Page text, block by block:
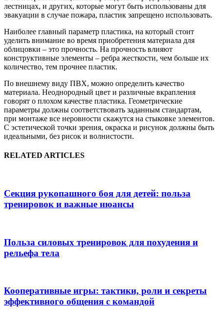
лестницах, и других, которые могут быть использованы для
эвакуации в случае пожара, пластик запрещено использовать.
Наиболее главный параметр пластика, на который стоит
уделить внимание во время приобретения материала для
облицовки – это прочность. На прочность влияют
конструктивные элементы – ребра жесткости, чем больше их
количество, тем прочнее пластик.
По внешнему виду ПВХ, можно определить качество
материала. Неоднородный цвет и различные вкрапления
говорят о плохом качестве пластика. Геометрические
параметры должны соответствовать заданным стандартам,
при монтаже все неровности скажутся на стыковке элементов.
С эстетической точки зрения, окраска и рисунок должны быть
идеальными, без рисок и волнистости.
RELATED ARTICLES
Секция рукопашного боя для детей: польза
тренировок и важные нюансы
Польза силовых тренировок для похудения и
рельефа тела
Кооперативные игры: тактики, роли и секреты
эффективного общения с командой